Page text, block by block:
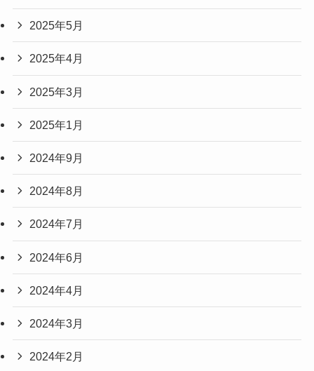
2025年5月
2025年4月
2025年3月
2025年1月
2024年9月
2024年8月
2024年7月
2024年6月
2024年4月
2024年3月
2024年2月